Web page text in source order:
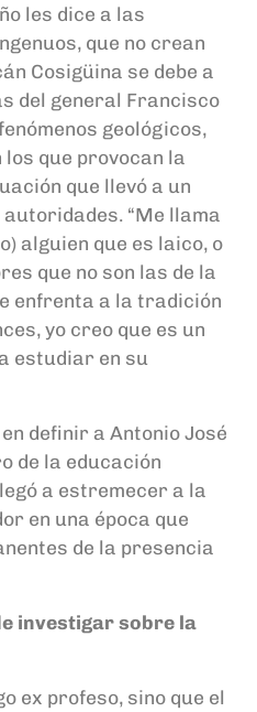
les dice a las
que no crean
Cosigüina se debe a
del general Francisco
geológicos,
que provocan la
que llevó a un
“Me llama
alguien que es laico, o
que no son las de la
enfrenta a la tradición
yo creo que es un
estudiar en su
definir a Antonio José
de la educación
a estremecer a la
en una época que
de la presencia
investigar sobre la
ex profeso, sino que el